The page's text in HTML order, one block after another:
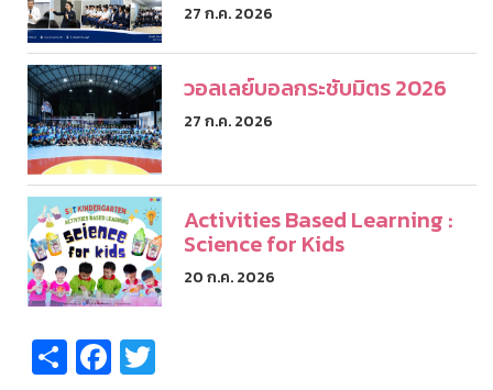
27 ก.ค. 2026
วอลเลย์บอลกระชับมิตร 2026
27 ก.ค. 2026
Activities Based Learning :
Science for Kids
20 ก.ค. 2026
ShareFacebook